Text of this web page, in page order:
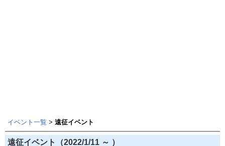
イベント一覧 > 遠征イベント
遠征イベント（2022/1/11 ～ ）